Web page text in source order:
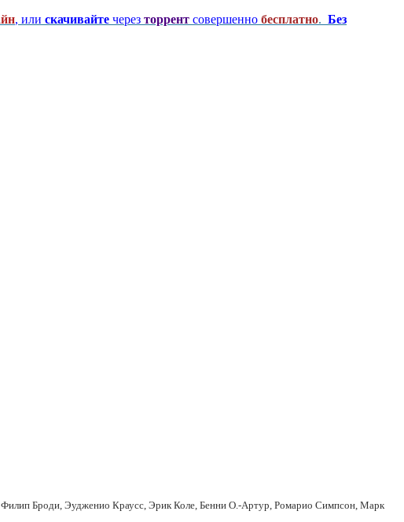
, или скачивайте через торрент совершенно бесплатно. Без
Броди, Эудженио Краусс, Эрик Коле, Бенни О.-Артур, Ромарио Симпсон, Марк